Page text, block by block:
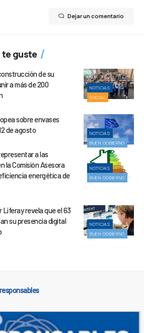
Dejar un comentario
te guste
NOTICIAS
SOCIAL
de su
a más de 200
NOTICIAS
BUEN GOBIERNO
sobre envases
de agosto
NOTICIAS
BUEN GOBIERNO
a las
la Comisión Asesora
energética de
NOTICIAS
BUEN GOBIERNO
revela que el 63
su presencia digital